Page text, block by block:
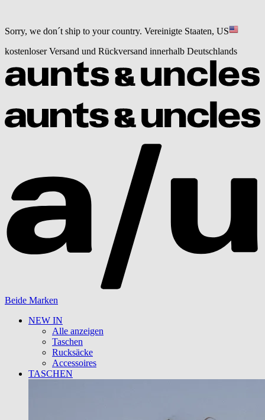
Sorry, we don´t ship to your country. Vereinigte Staaten, US
kostenloser Versand und Rückversand innerhalb Deutschlands
Beide Marken
NEW IN
Alle anzeigen
Taschen
Rucksäcke
Accessoires
TASCHEN